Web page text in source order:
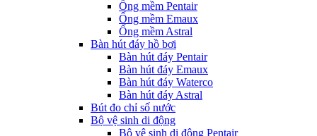
Ống mềm Pentair
Ống mềm Emaux
Ống mềm Astral
Bàn hút đáy hồ bơi
Bàn hút đáy Pentair
Bàn hút đáy Emaux
Bàn hút đáy Waterco
Bàn hút đáy Astral
Bút đo chỉ số nước
Bộ vệ sinh di động
Bộ vệ sinh di động Pentair